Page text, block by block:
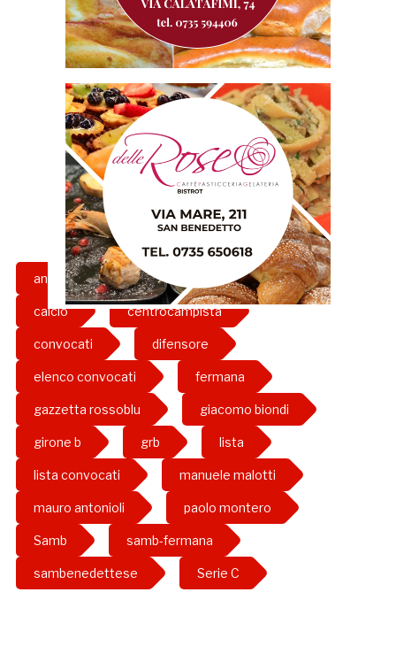
angelo d'angelo attaccante
calcio centrocampista
convocati difensore
elenco convocati fermana
gazzetta rossoblu giacomo biondi
girone b grb lista
lista convocati manuele malotti
mauro antonioli paolo montero
Samb samb-fermana
sambenedettese Serie C